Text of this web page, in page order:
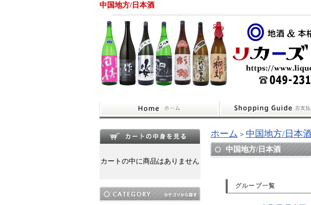
中国地方/日本酒
カートの中に商品はありません
ホーム > 中国地方/日本酒
中国地方/日本酒
グループ一覧